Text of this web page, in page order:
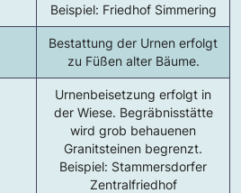
Beispiel: Friedhof Simmering
Bestattung der Urnen erfolgt
zu Füßen alter Bäume.
Urnenbeisetzung erfolgt in
der Wiese. Begräbnisstätte
wird grob behauenen
Granitsteinen begrenzt.
Beispiel: Stammersdorfer
Zentralfriedhof